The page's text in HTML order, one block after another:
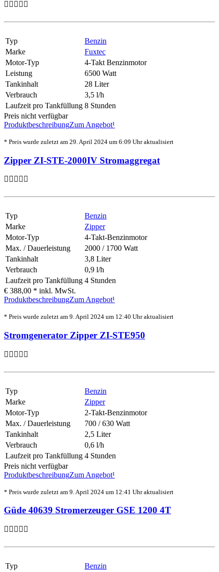
Typ
Benzin
Marke
Fuxtec
Motor-Typ
4-Takt Benzinmotor
Leistung
6500 Watt
Tankinhalt
28 Liter
Verbrauch
3,5 l/h
Laufzeit pro Tankfüllung 8 Stunden
Preis nicht verfügbar
ProduktbeschreibungZum Angebot¹
* Preis wurde zuletzt am 29. April 2024 um 6:09 Uhr aktualisiert
Zipper ZI-STE-2000IV Stromaggregat
Typ
Benzin
Marke
Zipper
Motor-Typ
4-Takt-Benzinmotor
Max. / Dauerleistung
2000 / 1700 Watt
Tankinhalt
3,8 Liter
Verbrauch
0,9 l/h
Laufzeit pro Tankfüllung 4 Stunden
€ 388,00 * inkl. MwSt.
ProduktbeschreibungZum Angebot¹
* Preis wurde zuletzt am 9. April 2024 um 12:40 Uhr aktualisiert
Stromgenerator Zipper ZI-STE950
Typ
Benzin
Marke
Zipper
Motor-Typ
2-Takt-Benzinmotor
Max. / Dauerleistung
700 / 630 Watt
Tankinhalt
2,5 Liter
Verbrauch
0,6 l/h
Laufzeit pro Tankfüllung 4 Stunden
Preis nicht verfügbar
ProduktbeschreibungZum Angebot¹
* Preis wurde zuletzt am 9. April 2024 um 12:41 Uhr aktualisiert
Güde 40639 Stromerzeuger GSE 1200 4T
Typ
Benzin